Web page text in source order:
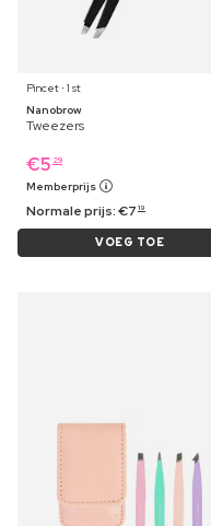
Pincet ⋅ 1 st
Nanobrow
Tweezers
€5 29
Memberprijs
Normale prijs:€7 19
VOEG TOE